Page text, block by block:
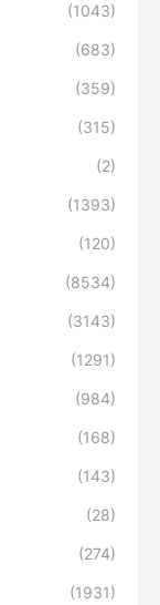
(1043)
(683)
(359)
(315)
(2)
(1393)
(120)
(8534)
(3143)
(1291)
(984)
(168)
(143)
(28)
(274)
(1931)